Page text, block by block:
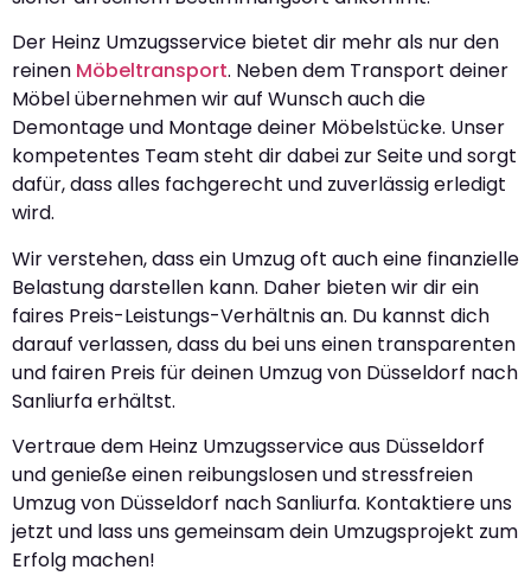
Der Heinz Umzugsservice bietet dir mehr als nur den
reinen Möbeltransport. Neben dem Transport deiner
Möbel übernehmen wir auf Wunsch auch die
Demontage und Montage deiner Möbelstücke. Unser
kompetentes Team steht dir dabei zur Seite und sorgt
dafür, dass alles fachgerecht und zuverlässig erledigt
wird.
Wir verstehen, dass ein Umzug oft auch eine finanzielle
Belastung darstellen kann. Daher bieten wir dir ein
faires Preis-Leistungs-Verhältnis an. Du kannst dich
darauf verlassen, dass du bei uns einen transparenten
und fairen Preis für deinen Umzug von Düsseldorf nach
Sanliurfa erhältst.
Vertraue dem Heinz Umzugsservice aus Düsseldorf
und genieße einen reibungslosen und stressfreien
Umzug von Düsseldorf nach Sanliurfa. Kontaktiere uns
jetzt und lass uns gemeinsam dein Umzugsprojekt zum
Erfolg machen!